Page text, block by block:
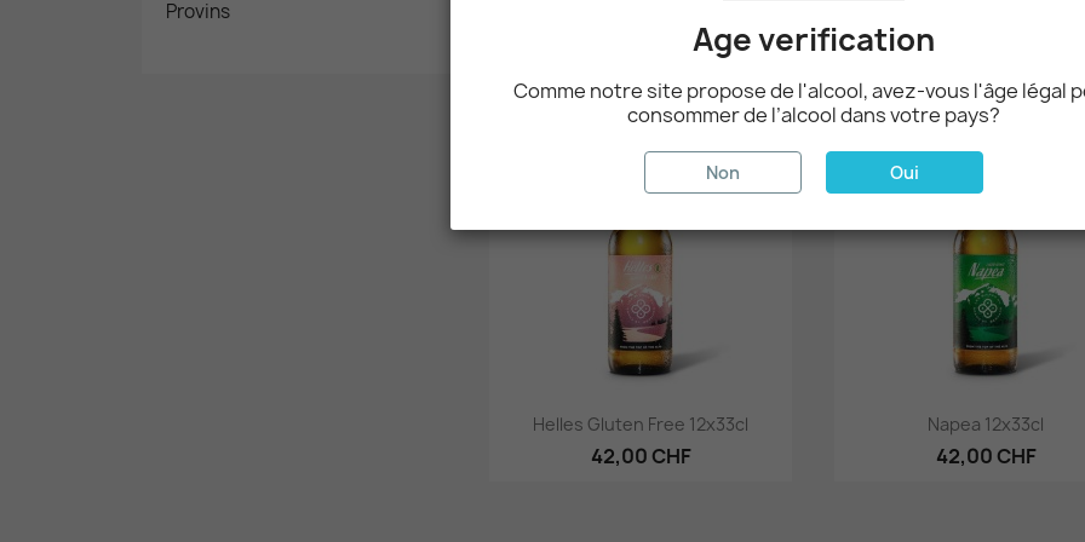
Provins
 Aperçu rapide
Helles Gluten Free 12x33cl
42,00 CHF
favorite_border
Aperçu rapide
Napea 12x33cl
42,00 CHF
Age verification
Comme notre site propose de l'alcool, avez-vous l'âge légal
consommer de l’alcool dans votre pays?
Non Oui